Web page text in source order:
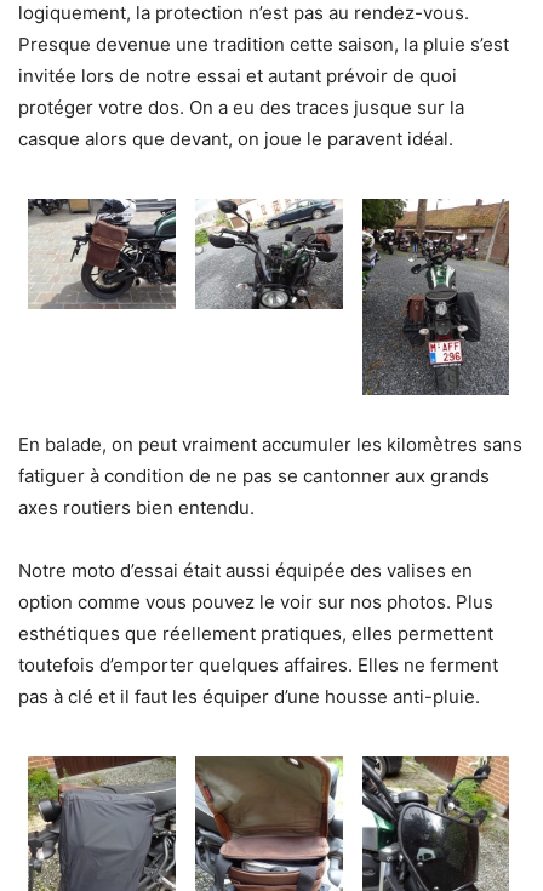
logiquement, la protection n’est pas au rendez-vous.
Presque devenue une tradition cette saison, la pluie s’est
invitée lors de notre essai et autant prévoir de quoi
protéger votre dos. On a eu des traces jusque sur la
casque alors que devant, on joue le paravent idéal.
En balade, on peut vraiment accumuler les kilomètres sans
fatiguer à condition de ne pas se cantonner aux grands
axes routiers bien entendu.
Notre moto d’essai était aussi équipée des valises en
option comme vous pouvez le voir sur nos photos. Plus
esthétiques que réellement pratiques, elles permettent
toutefois d’emporter quelques affaires. Elles ne ferment
pas à clé et il faut les équiper d’une housse anti-pluie.